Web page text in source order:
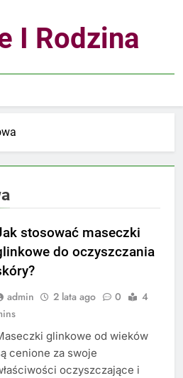
I Rodzina
stosować maseczki
do oczyszczania
admin 2 lata ago 0
4
glinkowe od wieków
cenione za swoje
oczyszczające i